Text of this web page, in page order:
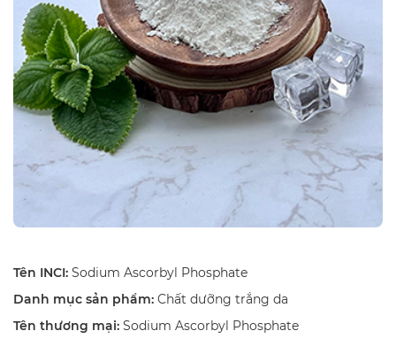
Tên INCI: Sodium Ascorbyl Phosphate
Danh mục sản phẩm: Chất dưỡng trắng da
Tên thương mại: Sodium Ascorbyl Phosphate